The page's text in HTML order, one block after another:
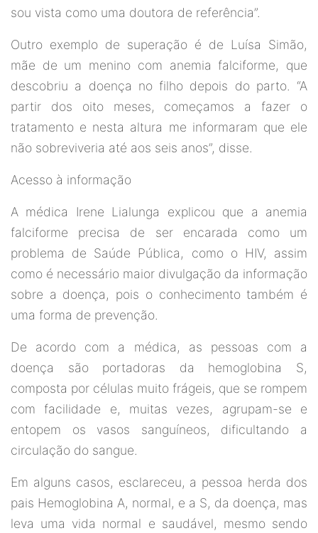
sou vista como uma doutora de referência”.
Outro exemplo de superação é de Luísa Simão,
mãe de um menino com anemia falciforme, que
descobriu a doença no filho depois do parto. “A
partir dos oito meses, começamos a fazer o
tratamento e nesta altura me informaram que ele
não sobreviveria até aos seis anos”, disse.
Acesso à informação
A médica Irene Lialunga explicou que a anemia
falciforme precisa de ser encarada como um
problema de Saúde Pública, como o HIV, assim
como é necessário maior divulgação da informação
sobre a doença, pois o conhecimento também é
uma forma de prevenção.
De acordo com a médica, as pessoas com a
doença são portadoras da hemoglobina S,
composta por células muito frágeis, que se rompem
com facilidade e, muitas vezes, agrupam-se e
entopem os vasos sanguíneos, dificultando a
circulação do sangue.
Em alguns casos, esclareceu, a pessoa herda dos
pais Hemoglobina A, normal, e a S, da doença, mas
leva uma vida normal e saudável, mesmo sendo